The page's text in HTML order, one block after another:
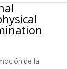
de la